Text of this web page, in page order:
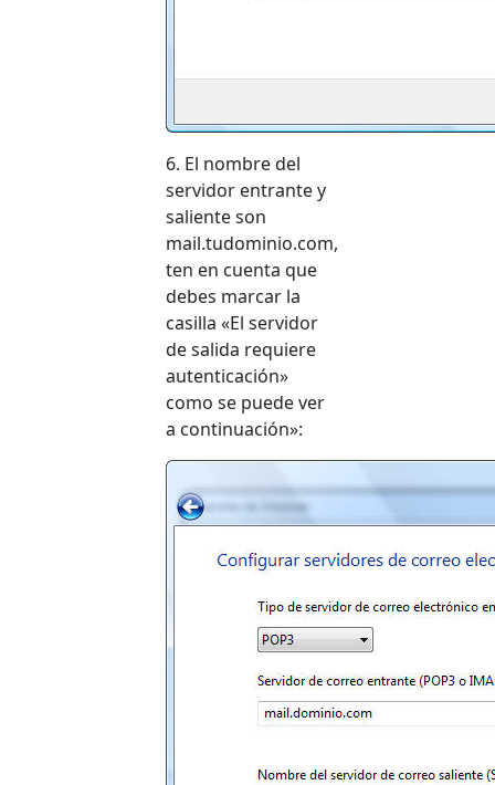
6. El nombre del
servidor entrante y
saliente son
mail.tudominio.com,
ten en cuenta que
debes marcar la
casilla «El servidor
de salida requiere
autenticación»
como se puede ver
a continuación»: